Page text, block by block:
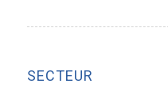
SECTEUR